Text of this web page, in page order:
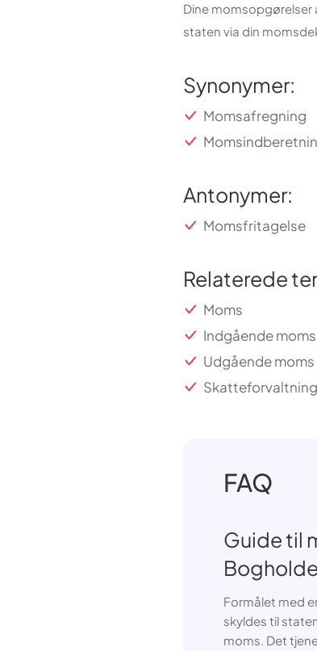
Dine momsopgørelser
staten via din
Synonymer:
Momsafregning
Antonymer:
Momsfritagelse
Relaterede
Moms
Indgående moms
Udgående moms
Skatteforvaltning
FAQ
Guide til
Formålet med
skyldes til
moms. Det